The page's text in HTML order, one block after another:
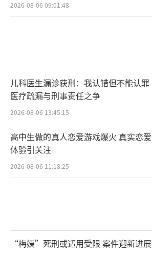
2026-08-06 09:01:48
儿科医生漏诊获刑：我认错但不能认罪
医疗疏漏与刑事责任之争
2026-08-06 13:45:15
高中生做的真人恋爱游戏爆火 真实恋爱
体验引关注
2026-08-06 11:18:25
“梅姨”死刑或适用受限 案件迎新进展